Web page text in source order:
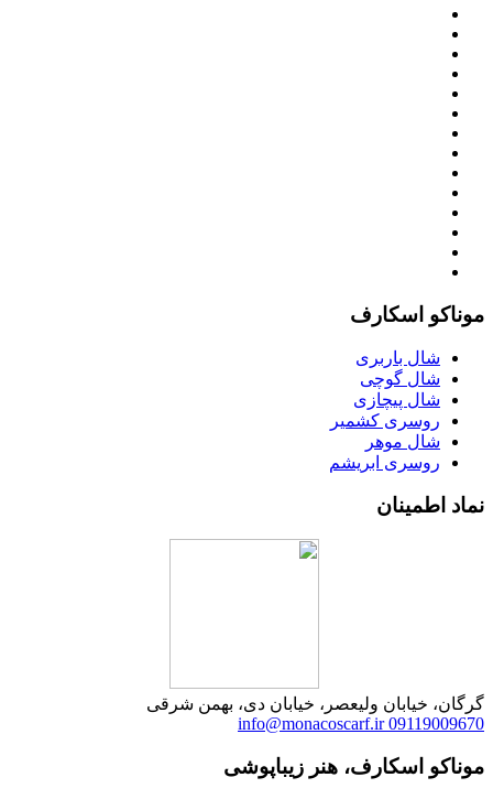
موناکو اسکارف
شال باربری
شال گوچی
شال پیچازی
روسری کشمیر
شال موهر
روسری ابریشم
نماد اطمینان
گرگان، خیابان ولیعصر، خیابان دی، بهمن شرقی
09119009670
info@monacoscarf.ir
موناکو اسکارف، هنر زیباپوشی